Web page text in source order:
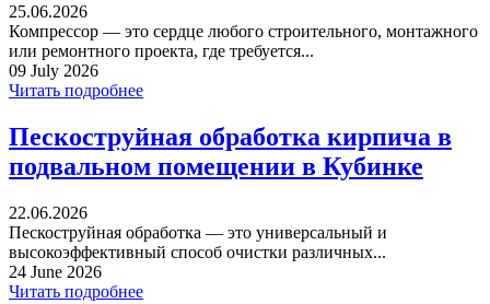
25.06.2026
Компрессор — это сердце любого строительного, монтажного
или ремонтного проекта, где требуется...
09 July 2026
Читать подробнее
Пескоструйная обработка кирпича в
подвальном помещении в Кубинке
22.06.2026
Пескоструйная обработка — это универсальный и
высокоэффективный способ очистки различных...
24 June 2026
Читать подробнее